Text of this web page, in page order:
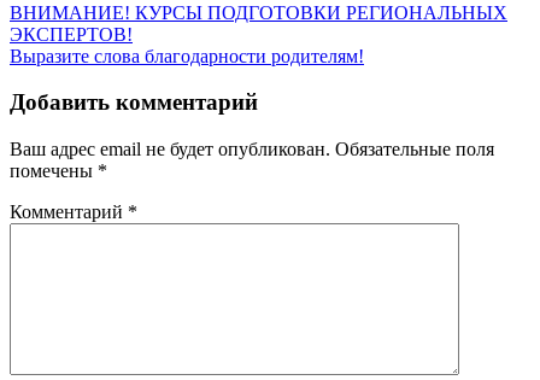
ВНИМАНИЕ! КУРСЫ ПОДГОТОВКИ РЕГИОНАЛЬНЫХ
ЭКСПЕРТОВ!
Выразите слова благодарности родителям!
Добавить комментарий
Ваш адрес email не будет опубликован. Обязательные поля
помечены *
Комментарий *